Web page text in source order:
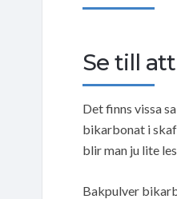
Se till
Det finns vissa
bikarbonat i
blir man ju lite
Bakpulver